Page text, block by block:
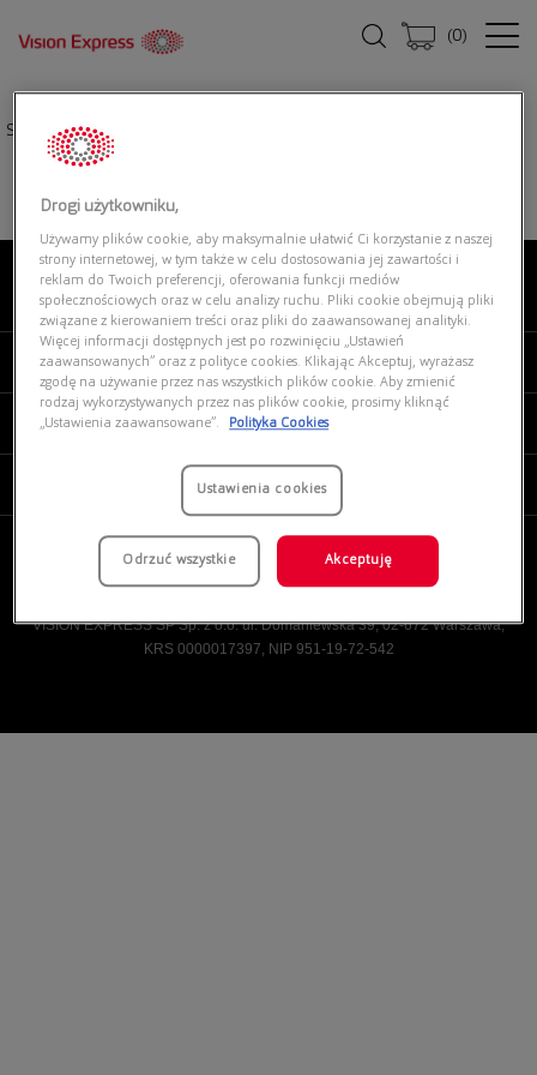
(0)
Strona główna|
O NAS
MOJE VISION EXPRESS
PRODUKTY I USŁUGI
VISION EXPRESS SP Sp. z o.o. ul. Domaniewska 39, 02-672 Warszawa,
KRS 0000017397, NIP 951-19-72-542
Drogi użytkowniku,
Używamy plików cookie, aby maksymalnie ułatwić Ci korzystanie z naszej
strony internetowej, w tym także w celu dostosowania jej zawartości i
reklam do Twoich preferencji, oferowania funkcji mediów
społecznościowych oraz w celu analizy ruchu. Pliki cookie obejmują pliki
związane z kierowaniem treści oraz pliki do zaawansowanej analityki.
Więcej informacji dostępnych jest po rozwinięciu „Ustawień
zaawansowanych” oraz z polityce cookies. Klikając Akceptuj, wyrażasz
zgodę na używanie przez nas wszystkich plików cookie. Aby zmienić
rodzaj wykorzystywanych przez nas plików cookie, prosimy kliknąć
„Ustawienia zaawansowane”.
Polityka Cookies
Ustawienia cookies
Odrzuć wszystkie Akceptuję